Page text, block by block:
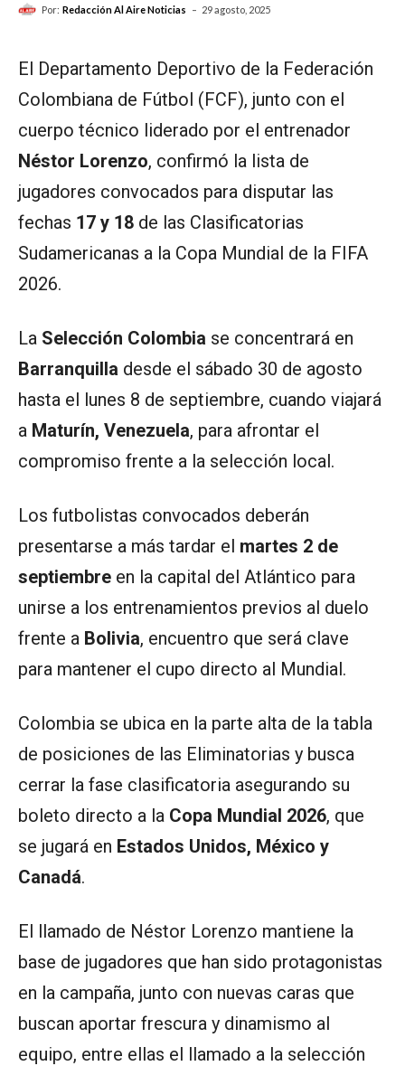
Por: Redacción Al Aire Noticias - 29 agosto, 2025
El Departamento Deportivo de la Federación
Colombiana de Fútbol (FCF), junto con el
cuerpo técnico liderado por el entrenador
Néstor Lorenzo, confirmó la lista de
jugadores convocados para disputar las
fechas 17 y 18 de las Clasificatorias
Sudamericanas a la Copa Mundial de la FIFA
2026.
La Selección Colombia se concentrará en
Barranquilla desde el sábado 30 de agosto
hasta el lunes 8 de septiembre, cuando viajará
a Maturín, Venezuela, para afrontar el
compromiso frente a la selección local.
Los futbolistas convocados deberán
presentarse a más tardar el martes 2 de
septiembre en la capital del Atlántico para
unirse a los entrenamientos previos al duelo
frente a Bolivia, encuentro que será clave
para mantener el cupo directo al Mundial.
Colombia se ubica en la parte alta de la tabla
de posiciones de las Eliminatorias y busca
cerrar la fase clasificatoria asegurando su
boleto directo a la Copa Mundial 2026, que
se jugará en Estados Unidos, México y
Canadá.
El llamado de Néstor Lorenzo mantiene la
base de jugadores que han sido protagonistas
en la campaña, junto con nuevas caras que
buscan aportar frescura y dinamismo al
equipo, entre ellas el llamado a la selección